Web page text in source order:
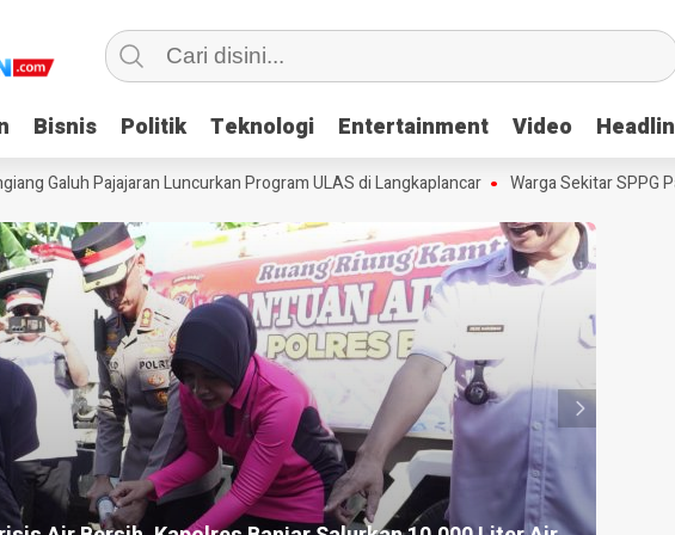
Bisnis Politik Teknologi Entertainment Video
Bisnis Politik Teknologi Entertainment Video
Pajajaran Luncurkan Program ULAS di Langkaplancar Warga Sekitar SPPG